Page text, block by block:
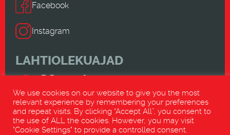
Facebook
Instagram
LAHTIOLEKUAJAD
E-R 9.00-18.00
L-P SULETUD
VÕTA ÜHENDUST
We use cookies on our website to give you the most
relevant experience by remembering your preferences
and repeat visits. By clicking “Accept All”, you consent to
the use of ALL the cookies. However, you may visit
"Cookie Settings" to provide a controlled consent.